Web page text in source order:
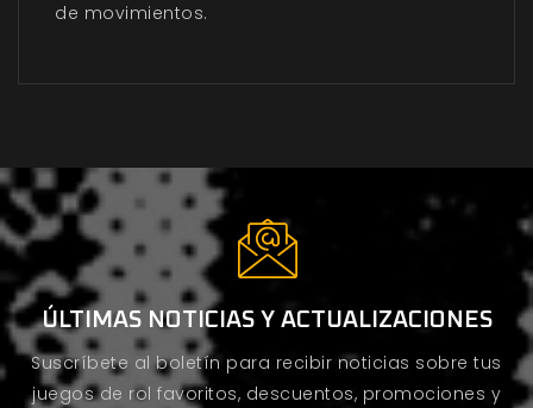
de movimientos.
ÚLTIMAS NOTICIAS Y ACTUALIZACIONES
Suscríbete al boletín para recibir noticias sobre tus
juegos de rol favoritos, descuentos, promociones y